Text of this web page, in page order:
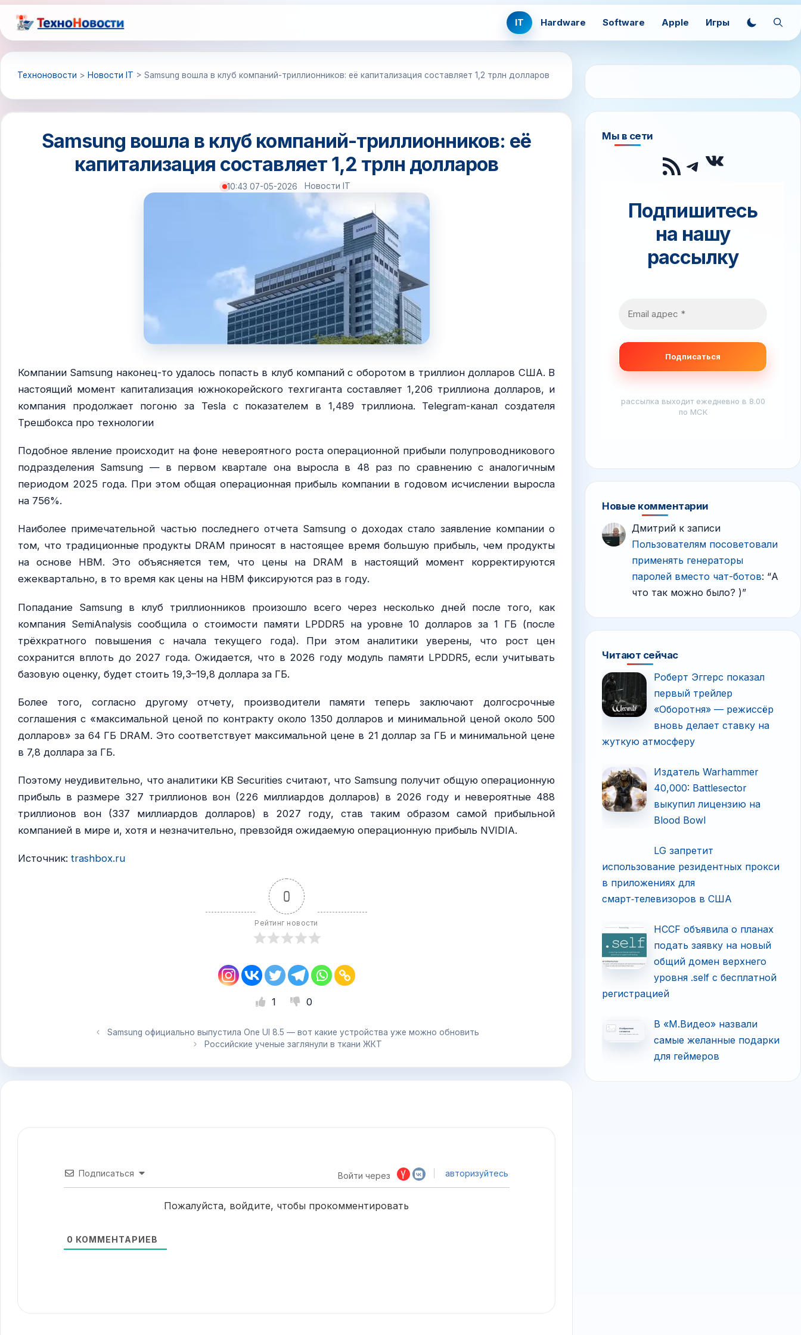
Перейти
к
содержимому
IT Hardware Software Apple Игры
Техноновости > Новости IT > Samsung вошла в клуб компаний-триллионников: её капитализация составляет 1,2 трлн долларов
Samsung вошла в клуб компаний-триллионников: её
капитализация составляет 1,2 трлн долларов
10:43 07-05-2026 Новости IT
Компании Samsung наконец-то удалось попасть в клуб компаний с оборотом в триллион долларов США. В
настоящий момент капитализация южнокорейского техгиганта составляет 1,206 триллиона долларов, и
компания продолжает погоню за Tesla с показателем в 1,489 триллиона. Telegram-канал создателя
Трешбокса про технологии
Подобное явление происходит на фоне невероятного роста операционной прибыли полупроводникового
подразделения Samsung — в первом квартале она выросла в 48 раз по сравнению с аналогичным
периодом 2025 года. При этом общая операционная прибыль компании в годовом исчислении выросла
на 756%.
Наиболее примечательной частью последнего отчета Samsung о доходах стало заявление компании о
том, что традиционные продукты DRAM приносят в настоящее время большую прибыль, чем продукты
на основе HBM. Это объясняется тем, что цены на DRAM в настоящий момент корректируются
ежеквартально, в то время как цены на HBM фиксируются раз в году.
Попадание Samsung в клуб триллионников произошло всего через несколько дней после того, как
компания SemiAnalysis сообщила о стоимости памяти LPDDR5 на уровне 10 долларов за 1 ГБ (после
трёхкратного повышения с начала текущего года). При этом аналитики уверены, что рост цен
сохранится вплоть до 2027 года. Ожидается, что в 2026 году модуль памяти LPDDR5, если учитывать
базовую оценку, будет стоить 19,3–19,8 доллара за ГБ.
Более того, согласно другому отчету, производители памяти теперь заключают долгосрочные
соглашения с «максимальной ценой по контракту около 1350 долларов и минимальной ценой около 500
долларов» за 64 ГБ DRAM. Это соответствует максимальной цене в 21 доллар за ГБ и минимальной цене
в 7,8 доллара за ГБ.
Поэтому неудивительно, что аналитики KB Securities считают, что Samsung получит общую операционную
прибыль в размере 327 триллионов вон (226 миллиардов долларов) в 2026 году и невероятные 488
триллионов вон (337 миллиардов долларов) в 2027 году, став таким образом самой прибыльной
компанией в мире и, хотя и незначительно, превзойдя ожидаемую операционную прибыль NVIDIA.
Источник: trashbox.ru
0
Рейтинг новости
1 0
Samsung официально выпустила One UI 8.5 — вот какие устройства уже можно обновить
Российские ученые заглянули в ткани ЖКТ
Подписаться Войти через авторизуйтесь
Пожалуйста, войдите, чтобы прокомментировать
0 КОММЕНТАРИЕВ
Мы в сети
RSS-лента
Telegram
Подпишитесь
на нашу
рассылку
рассылка выходит ежедневно в 8.00
по МСК
Новые комментарии
Дмитрий к записи
Пользователям посоветовали
применять генераторы
паролей вместо чат-ботов: “А
что так можно было? )”
Читают сейчас
Роберт Эггерс показал
первый трейлер
«Оборотня» — режиссёр
вновь делает ставку на
жуткую атмосферу
Издатель Warhammer
40,000: Battlesector
выкупил лицензию на
Blood Bowl
LG запретит
использование резидентных прокси
в приложениях для
смарт‑телевизоров в США
HCCF объявила о планах
подать заявку на новый
общий домен верхнего
уровня .self с бесплатной
регистрацией
В «М.Видео» назвали
самые желанные подарки
для геймеров